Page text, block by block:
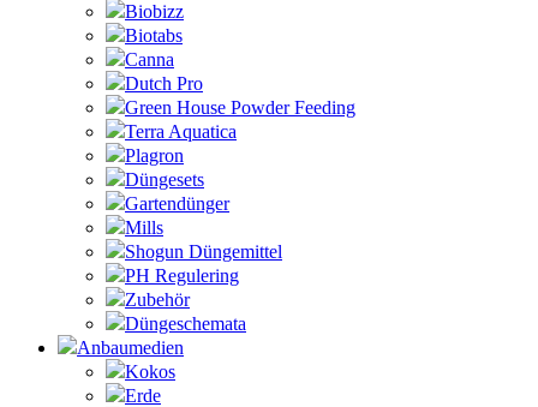
Biobizz
Biotabs
Canna
Dutch Pro
Green House Powder Feeding
Terra Aquatica
Plagron
Düngesets
Gartendünger
Mills
Shogun Düngemittel
PH Regulering
Zubehör
Düngeschemata
Anbaumedien
Kokos
Erde